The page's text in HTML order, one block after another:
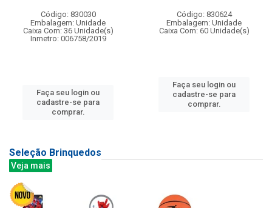
Código: 830030
Embalagem: Unidade
Caixa Com: 36 Unidade(s)
Inmetro: 006758/2019
Faça seu login ou
cadastre-se para
comprar.
Código: 830624
Embalagem: Unidade
Caixa Com: 60 Unidade(s)
Faça seu login ou
cadastre-se para
comprar.
Seleção Brinquedos
Veja mais